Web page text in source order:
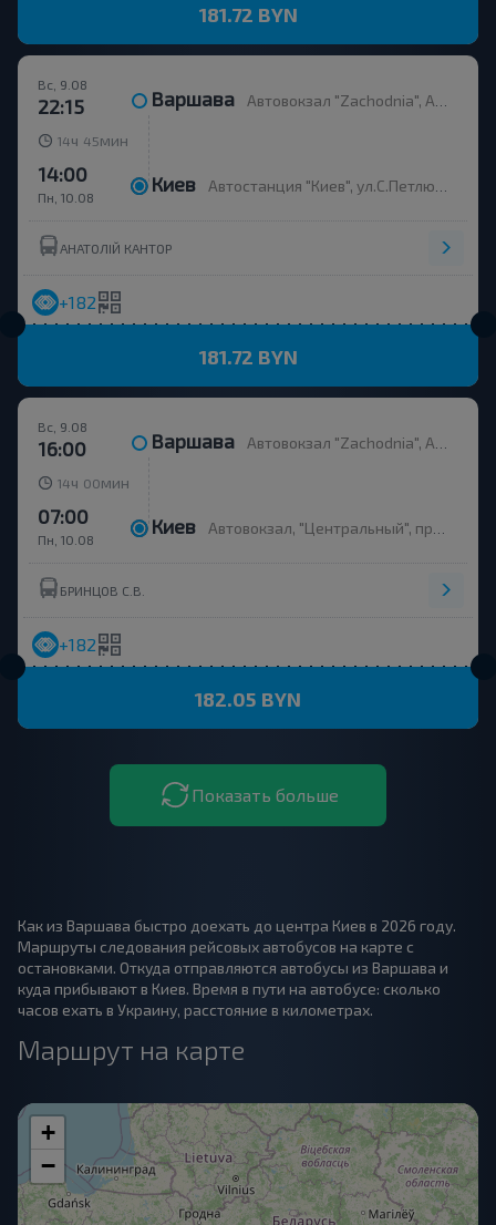
181.72 BYN
Вс, 9.08
22:15 Варшава Автовокзал "Zachodnia", Al. Jerozolimskie 144, платформа 9
14ч 45 мин
Пн, 10.08
14:00 Киев Автостанция "Киев", ул.С.Петлюры 32, (Ж/Д Вокзал)
АНАТОЛІЙ КАНТОР
+182
181.72 BYN
Вс, 9.08
16:00 Варшава Автовокзал "Zachodnia", Al. Jerozolimskie 144, платформа 9-11
14ч 00 мин
Пн, 10.08
07:00 Киев Автовокзал, "Центральный", проспект Науки 1 / Московская площадь 3
БРИНЦОВ С.В.
+182
182.05 BYN
Показать больше
Как из Варшава быстро доехать до центра Киев в 2026 году.
Маршруты следования рейсовых автобусов на карте с
остановками. Откуда отправляются автобусы из Варшава и
куда прибывают в Киев. Время в пути на автобусе: сколько
часов ехать в Украину, расстояние в километрах.
Маршрут на карте
+
−